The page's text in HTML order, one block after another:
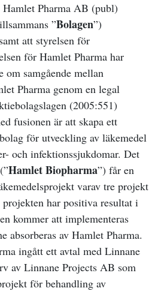
Hamlet Pharma AB (publ)
”Bolagen”)
att styrelsen för
för Hamlet Pharma har
om samgående mellan
Pharma genom en legal
(2005:551)
fusionen är att skapa ett
för utveckling av läkemedel
och infektionssjukdomar. Det
Hamlet Biopharma”) får en
varav tre projekt
har positiva resultat i
kommer att implementeras
absorberas av Hamlet Pharma.
ingått ett avtal med Linnane
av Linnane Projects AB som
för behandling av